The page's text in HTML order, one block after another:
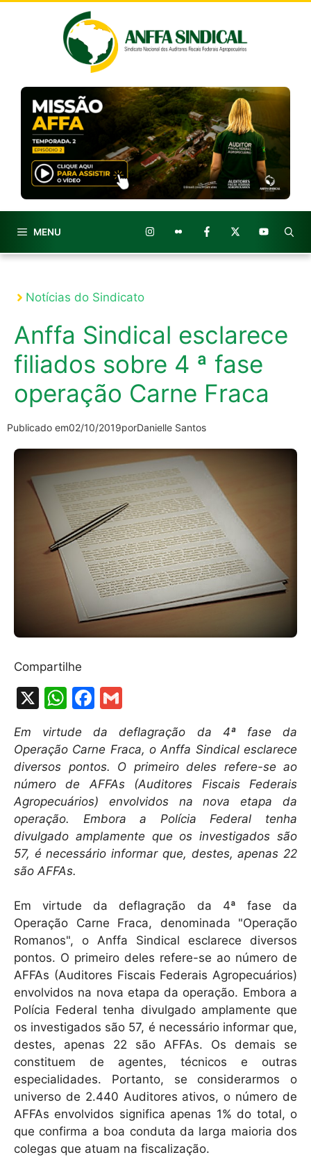
MENU
Notícias do Sindicato
Anffa Sindical esclarece
filiados sobre 4 ª fase
operação Carne Fraca
Publicado em02/10/2019porDanielle Santos
Compartilhe
X
W
h
at
s
A
p
p
F
a
c
e
b
o
o
k
m
ai
l
Em virtude da deflagração da 4ª fase da
Operação Carne Fraca, o Anffa Sindical esclarece
diversos pontos. O primeiro deles refere-se ao
número de AFFAs (Auditores Fiscais Federais
Agropecuários) envolvidos na nova etapa da
operação. Embora a Polícia Federal tenha
divulgado amplamente que os investigados são
57, é necessário informar que, destes, apenas 22
são AFFAs.
Em virtude da deflagração da 4ª fase da
Operação Carne Fraca, denominada "Operação
Romanos", o Anffa Sindical esclarece diversos
pontos. O primeiro deles refere-se ao número de
AFFAs (Auditores Fiscais Federais Agropecuários)
envolvidos na nova etapa da operação. Embora a
Polícia Federal tenha divulgado amplamente que
os investigados são 57, é necessário informar que,
destes, apenas 22 são AFFAs. Os demais se
constituem de agentes, técnicos e outras
especialidades. Portanto, se considerarmos o
universo de 2.440 Auditores ativos, o número de
AFFAs envolvidos significa apenas 1% do total, o
que confirma a boa conduta da larga maioria dos
colegas que atuam na fiscalização.